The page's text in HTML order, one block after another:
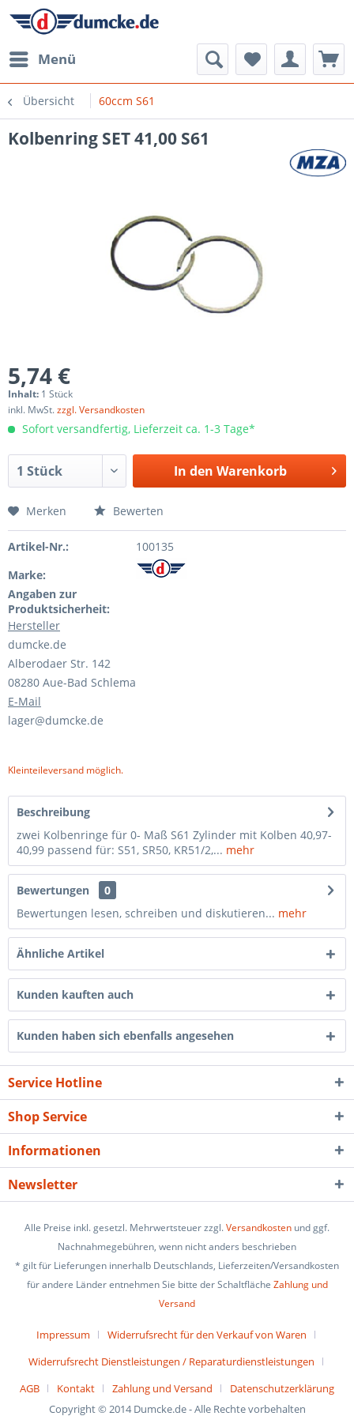
Menü
Übersicht 60ccm S61
Kolbenring SET 41,00 S61
5,74 €
Inhalt: 1 Stück
inkl. MwSt.zzgl. Versandkosten
Sofort versandfertig, Lieferzeit ca. 1-3 Tage*
In den Warenkorb
Merken Bewerten
Artikel-Nr.:
100135
Marke:
Angaben zur
Produktsicherheit:
Hersteller
dumcke.de
Alberodaer Str. 142
08280 Aue-Bad Schlema
E-Mail
lager@dumcke.de
Kleinteileversand möglich.
Beschreibung
zwei Kolbenringe für 0- Maß S61 Zylinder mit Kolben 40,97-
40,99 passend für: S51, SR50, KR51/2,... mehr
Bewertungen
0
Bewertungen lesen, schreiben und diskutieren... mehr
Ähnliche Artikel
Kunden kauften auch
Kunden haben sich ebenfalls angesehen
Service Hotline
Shop Service
Informationen
Newsletter
Alle Preise inkl. gesetzl. Mehrwertsteuer zzgl.Versandkosten und ggf.
Nachnahmegebühren, wenn nicht anders beschrieben
* gilt für Lieferungen innerhalb Deutschlands, Lieferzeiten/Versandkosten
für andere Länder entnehmen Sie bitte der Schaltfläche Zahlung und
Versand
Impressum
Widerrufsrecht für den Verkauf von Waren
Widerrufsrecht Dienstleistungen / Reparaturdienstleistungen
AGB
Kontakt Zahlung und Versand
Datenschutzerklärung
Copyright © 2014 Dumcke.de - Alle Rechte vorbehalten